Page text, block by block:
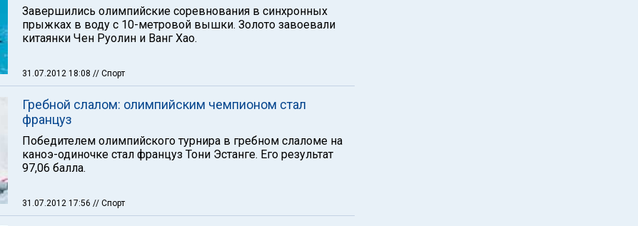
Завершились олимпийские соревнования в синхронных
прыжках в воду с 10-метровой вышки. Золото завоевали
китаянки Чен Руолин и Ванг Хао.
31.07.2012 18:08 // Спорт
Гребной слалом: олимпийским чемпионом стал
француз
Победителем олимпийского турнира в гребном слаломе на
каноэ-одиночке стал француз Тони Эстанге. Его результат
97,06 балла.
31.07.2012 17:56 // Спорт